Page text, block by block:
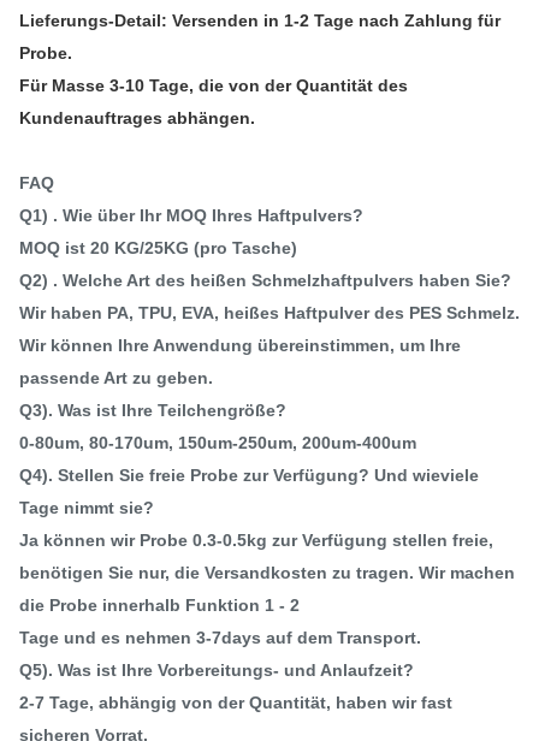
Lieferungs-Detail: Versenden in 1-2 Tage nach Zahlung für
Probe.
Für Masse 3-10 Tage, die von der Quantität des
Kundenauftrages abhängen.
FAQ
Q1) . Wie über Ihr MOQ Ihres Haftpulvers?
MOQ ist 20 KG/25KG (pro Tasche)
Q2) . Welche Art des heißen Schmelzhaftpulvers haben Sie?
Wir haben PA, TPU, EVA, heißes Haftpulver des PES Schmelz.
Wir können Ihre Anwendung übereinstimmen, um Ihre
passende Art zu geben.
Q3). Was ist Ihre Teilchengröße?
0-80um, 80-170um, 150um-250um, 200um-400um
Q4). Stellen Sie freie Probe zur Verfügung? Und wieviele
Tage nimmt sie?
Ja können wir Probe 0.3-0.5kg zur Verfügung stellen freie,
benötigen Sie nur, die Versandkosten zu tragen. Wir machen
die Probe innerhalb Funktion 1 - 2
Tage und es nehmen 3-7days auf dem Transport.
Q5). Was ist Ihre Vorbereitungs- und Anlaufzeit?
2-7 Tage, abhängig von der Quantität, haben wir fast
sicheren Vorrat,